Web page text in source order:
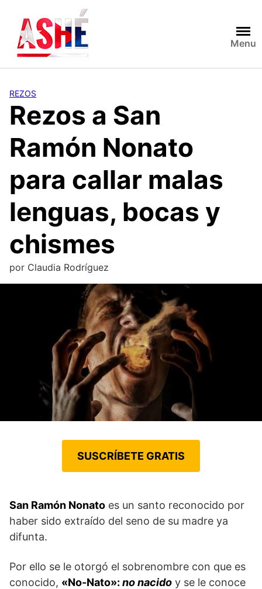
contenido
Menu
REZOS
Rezos a San
Ramón Nonato
para callar malas
lenguas, bocas y
chismes
por Claudia Rodríguez
SUSCRÍBETE GRATIS
San Ramón Nonato es un santo reconocido por
haber sido extraído del seno de su madre ya
difunta.
Por ello se le otorgó el sobrenombre con que es
conocido, «No-Nato»: no nacido y se le conoce